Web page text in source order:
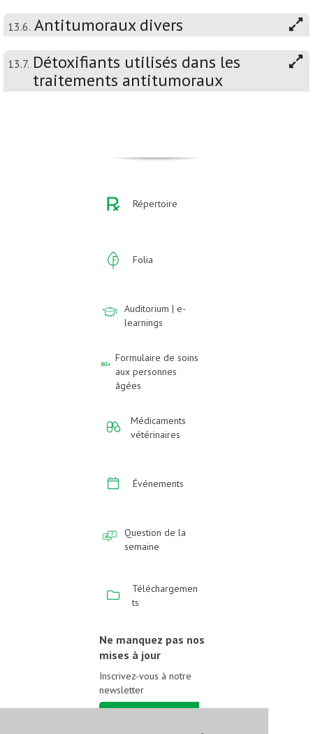
13.6. Antitumoraux divers
13.7. Détoxifiants utilisés dans les
traitements antitumoraux
Répertoire
Folia
Auditorium | e-
learnings
Formulaire de soins
aux personnes
âgées
Médicaments
vétérinaires
Événements
Question de la
semaine
Téléchargemen
ts
Ne manquez pas nos
mises à jour
Inscrivez-vous à notre
newsletter